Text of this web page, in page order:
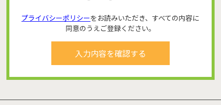
プライバシーポリシーをお読みいただき、すべての内容に
同意のうえご登録ください。